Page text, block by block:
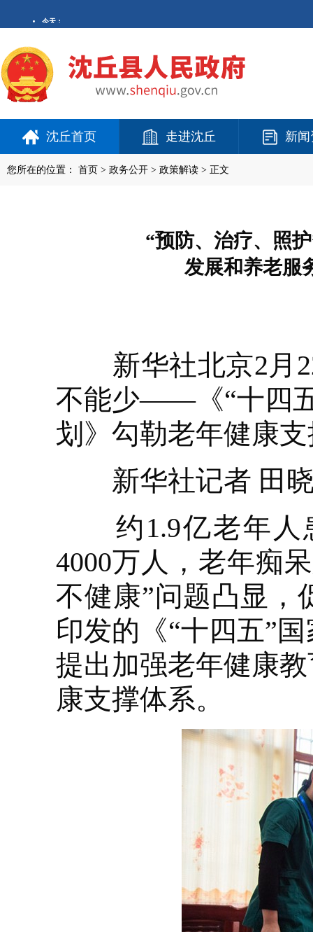
沈丘首页 走进沈丘 新
您所在的位置： 首页 > 政务公开 > 政策解读 > 正文
“预防、治疗、照
发展和养老服
新华社北京2月22
不能少——《“十四
划》勾勒老年健康
新华社记者 田
约1.9亿老年人
4000万人，老年痴
不健康”问题凸显，
印发的《“十四五”
提出加强老年健康
康支撑体系。